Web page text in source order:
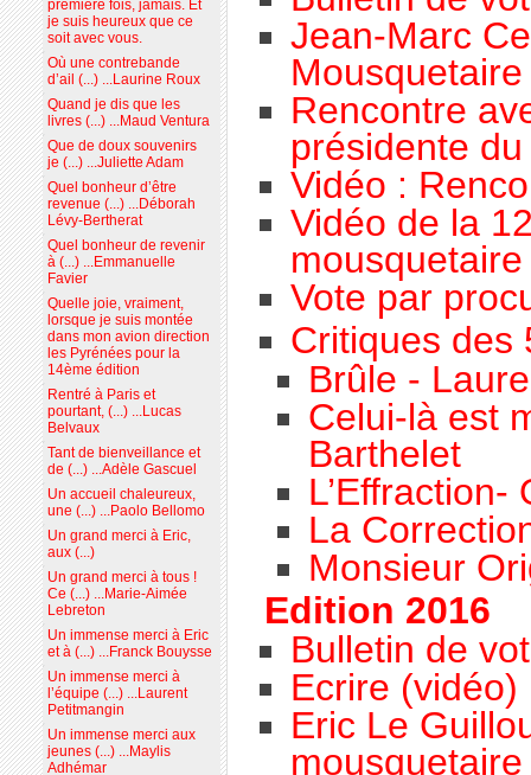
Jean-Marc
Rencontre
présidente
Vidéo :
Vidéo de la
mousquetaire
Vote par
Critiques des
Brûle -
Celui-là est
Barthelet
La
Monsieur
Edition 2016
Bulletin de
Ecrire (vidéo)
Eric Le
première fois, jamais. Et
je suis heureux que ce
soit avec vous.
Où une contrebande
d’ail (...) ...Laurine Roux
Quand je dis que les
livres (...) ...Maud Ventura
Que de doux souvenirs
je (...) ...Juliette Adam
Quel bonheur d’être
revenue (...) ...Déborah
Lévy-Bertherat
Quel bonheur de revenir
à (...) ...Emmanuelle
Favier
Quelle joie, vraiment,
lorsque je suis montée
dans mon avion direction
les Pyrénées pour la
14ème édition
Rentré à Paris et
pourtant, (...) ...Lucas
Belvaux
Tant de bienveillance et
de (...) ...Adèle Gascuel
Un accueil chaleureux,
une (...) ...Paolo Bellomo
Un grand merci à Eric,
aux (...)
Un grand merci à tous !
Ce (...) ...Marie-Aimée
Lebreton
Un immense merci à Eric
et à (...) ...Franck Bouysse
Un immense merci à
l’équipe (...) ...Laurent
Petitmangin
Un immense merci aux
jeunes (...) ...Maylis
Adhémar